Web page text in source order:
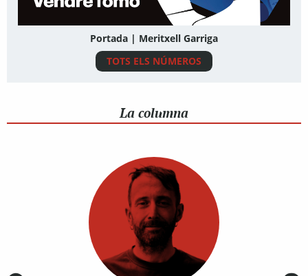
Portada | Meritxell Garriga
TOTS ELS NÚMEROS
La columna